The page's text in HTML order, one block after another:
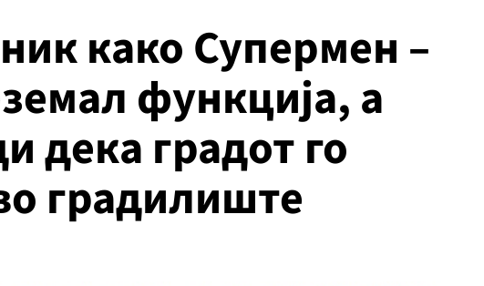
како Супермен –
функција, а
дека градот го
градилиште